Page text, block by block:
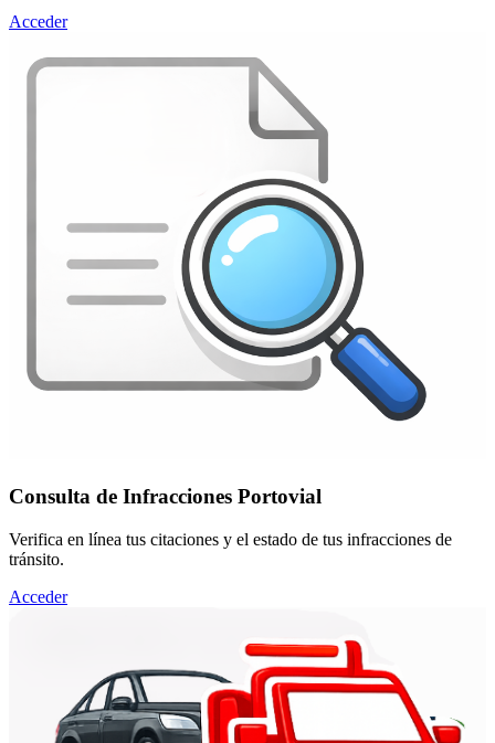
Acceder
Consulta de Infracciones Portovial
Verifica en línea tus citaciones y el estado de tus infracciones de
tránsito.
Acceder